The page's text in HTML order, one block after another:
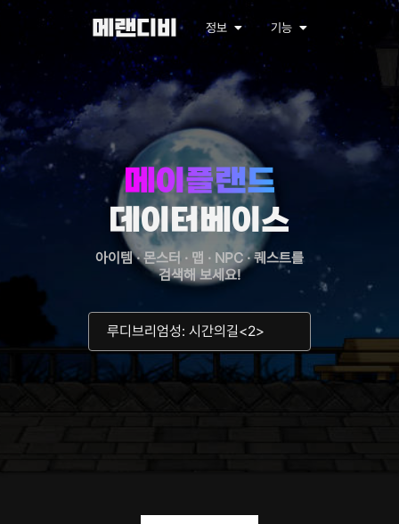
메랜디비 정보 기능
메이플랜드
데이터베이스
아이템 · 몬스터 · 맵 · NPC · 퀘스트를
검색해 보세요!